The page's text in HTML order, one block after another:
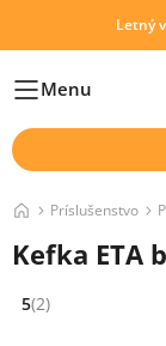
Letný
HlavníMenu
Príslušenstvo
Kefka ETA
Hodnocení: 5 z 5 (2
5(2)